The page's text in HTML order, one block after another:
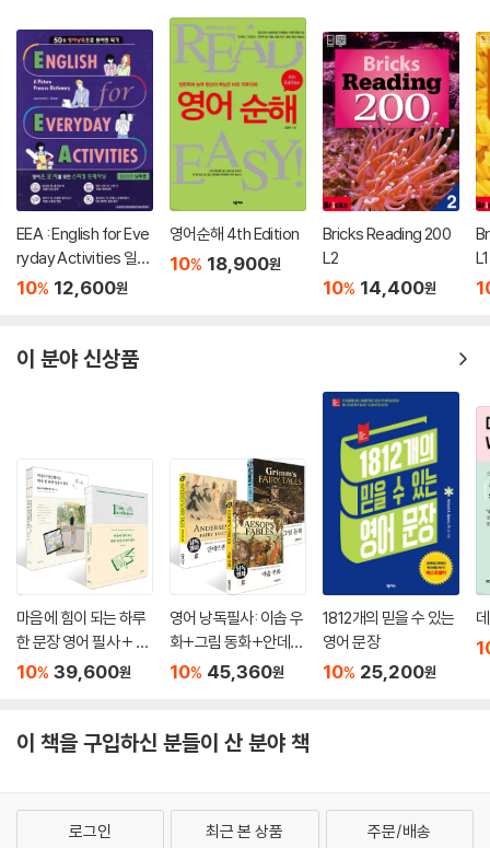
EEA : English for Eve
ryday Activities 일상
표현 낭독편
10% 12,600원
영어순해 4th Edition
10% 18,900원
Bricks Reading 200
L2
10% 14,400원
L1
이 분야 신상품
마음에 힘이 되는 하루
한 문장 영어 필사 + 마
음이 단단해지는 하루
10% 39,600원
영어 낭독필사: 이솝 우
화+그림 동화+안데르
센 동화 세트
10% 45,360원
1812개의 믿을 수 있는
영어 문장
10% 25,200원
이 책을 구입하신 분들이 산 분야 책
로그인 최근 본 상품 주문/배송